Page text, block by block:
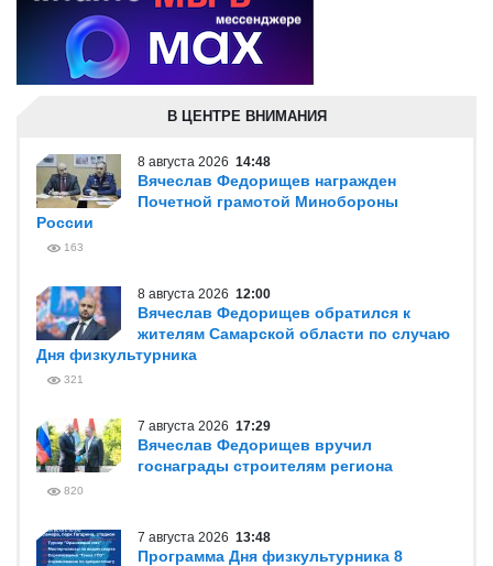
В ЦЕНТРЕ ВНИМАНИЯ
8 августа 2026 14:48
Вячеслав Федорищев награжден
Почетной грамотой Минобороны
России
163
8 августа 2026 12:00
Вячеслав Федорищев обратился к
жителям Самарской области по случаю
Дня физкультурника
321
7 августа 2026 17:29
Вячеслав Федорищев вручил
госнаграды строителям региона
820
7 августа 2026 13:48
Программа Дня физкультурника 8